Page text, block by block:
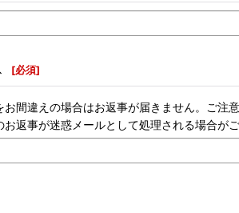
[必須]
お間違えの場合はお返事が届きません。ご注意
お返事が迷惑メールとして処理される場合が